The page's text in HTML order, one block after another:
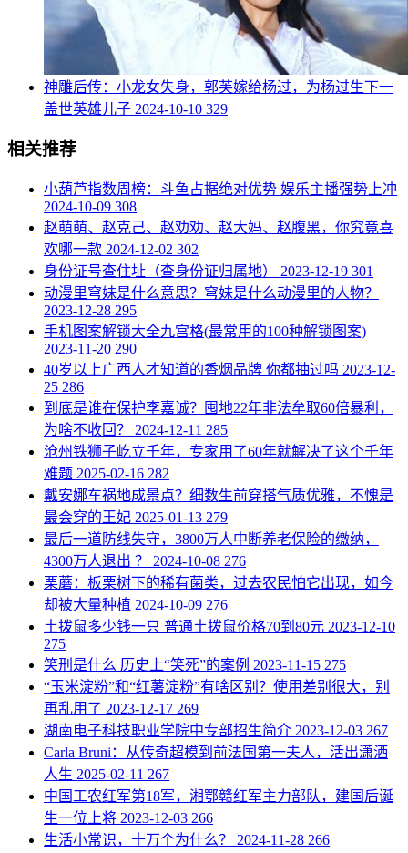
​神雕后传：小龙女失身，郭芙嫁给杨过，为杨过生下一
盖世英雄儿子 2024-10-10 329
相关推荐
​小葫芦指数周榜：斗鱼占据绝对优势 娱乐主播强势上冲
2024-10-09 308
​赵萌萌、赵克己、赵劝劝、赵大妈、赵腹黑，你究竟喜
欢哪一款 2024-12-02 302
​身份证号查住址（查身份证归属地）
2023-12-19 301
​动漫里穹妹是什么意思？穹妹是什么动漫里的人物？
2023-12-28 295
​手机图案解锁大全九宫格(最常用的100种解锁图案)
2023-11-20 290
​40岁以上广西人才知道的香烟品牌 你都抽过吗 2023-12-
25 286
​到底是谁在保护李嘉诚？囤地22年非法牟取60倍暴利，
为啥不收回？
2024-12-11 285
​沧州铁狮子屹立千年，专家用了60年就解决了这个千年
难题 2025-02-16 282
​戴安娜车祸地成景点？细数生前穿搭气质优雅，不愧是
最会穿的王妃 2025-01-13 279
​最后一道防线失守，3800万人中断养老保险的缴纳，
4300万人退出 ？
2024-10-08 276
​栗蘑：板栗树下的稀有菌类，过去农民怕它出现，如今
却被大量种植 2024-10-09 276
​土拨鼠多少钱一只 普通土拨鼠价格70到80元 2023-12-10
275
​笑刑是什么 历史上“笑死”的案例 2023-11-15 275
​“玉米淀粉”和“红薯淀粉”有啥区别？使用差别很大，别
再乱用了 2023-12-17 269
​湖南电子科技职业学院中专部招生简介 2023-12-03 267
​Carla Bruni：从传奇超模到前法国第一夫人，活出潇洒
人生 2025-02-11 267
​中国工农红军第18军，湘鄂赣红军主力部队，建国后诞
生一位上将 2023-12-03 266
​生活小常识，十万个为什么？
2024-11-28 266